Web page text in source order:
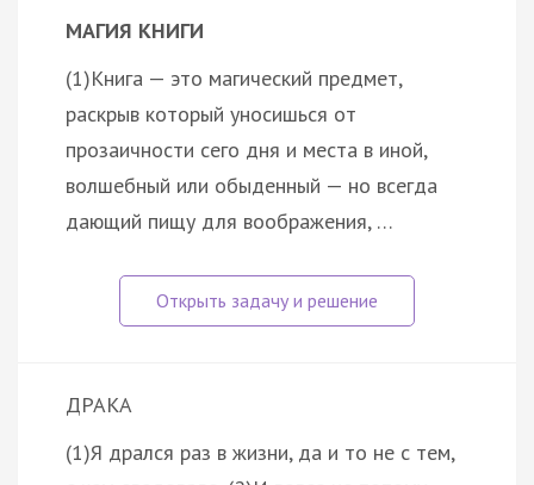
МАГИЯ КНИГИ
(1)Книга — это магический предмет,
раскрыв который уносишься от
прозаичности сего дня и места в иной,
волшебный или обыденный — но всегда
дающий пищу для воображения, …
ДРАКА
(1)Я дрался раз в жизни, да и то не с тем,